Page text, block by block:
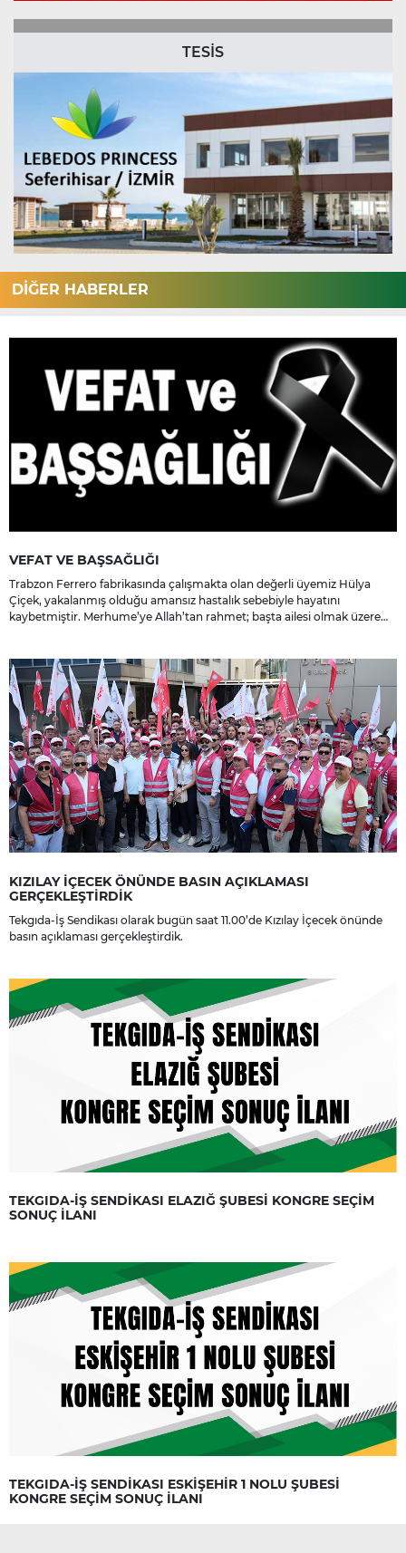
TESİS
DİĞER HABERLER
VEFAT VE BAŞSAĞLIĞI
Trabzon Ferrero fabrikasında çalışmakta olan değerli üyemiz Hülya
Çiçek, yakalanmış olduğu amansız hastalık sebebiyle hayatını
kaybetmiştir. Merhume’ye Allah’tan rahmet; başta ailesi olmak üzere
KIZILAY İÇECEK ÖNÜNDE BASIN AÇIKLAMASI
GERÇEKLEŞTİRDİK
Tekgıda-İş Sendikası olarak bugün saat 11.00’de Kızılay İçecek önünde
basın açıklaması gerçekleştirdik.
TEKGIDA-İŞ SENDİKASI ELAZIĞ ŞUBESİ KONGRE SEÇİM
SONUÇ İLANI
TEKGIDA-İŞ SENDİKASI ESKİŞEHİR 1 NOLU ŞUBESİ
KONGRE SEÇİM SONUÇ İLANI